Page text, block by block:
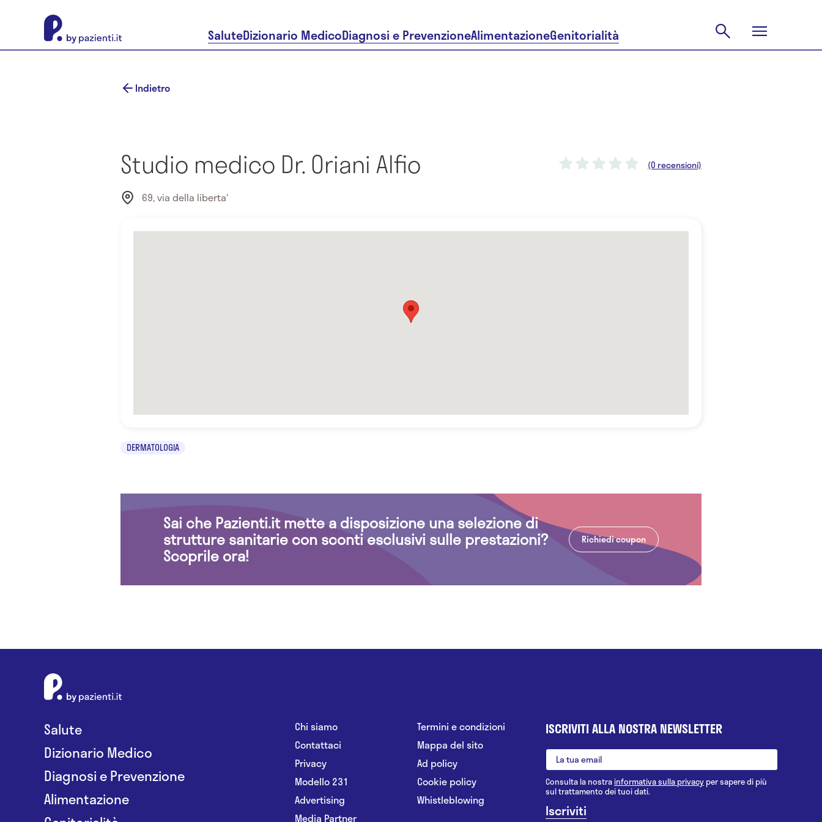
SaluteDizionario MedicoDiagnosi e PrevenzioneAlimentazioneGenitorialità
Indietro
Studio medico Dr. Oriani Alfio (0 recensioni)
69, via della liberta'
DERMATOLOGIA
Sai che Pazienti.it mette a disposizione una selezione di
strutture sanitarie con sconti esclusivi sulle prestazioni?
Scoprile ora!
Richiedi coupon
Salute
Dizionario Medico
Diagnosi e Prevenzione
Alimentazione
Chi siamo
Contattaci
Privacy
Modello 231
Advertising
Media Partner
Termini e condizioni
Mappa del sito
Ad policy
Cookie policy
Whistleblowing
ISCRIVITI ALLA NOSTRA NEWSLETTER
Consulta la nostrainformativa sulla privacy per sapere di più
sul trattamento dei tuoi dati.